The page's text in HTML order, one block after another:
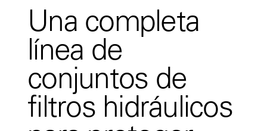
Una completa
línea de
conjuntos de
filtros hidráulicos